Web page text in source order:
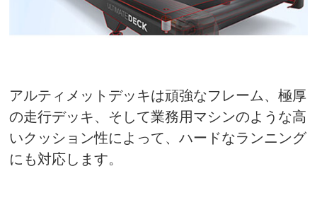
アルティメットデッキは頑強なフレーム、極厚
の走行デッキ、そして業務用マシンのような高
いクッション性によって、ハードなランニング
にも対応します。